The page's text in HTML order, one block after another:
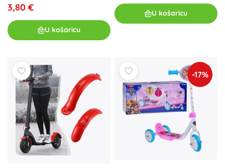
3,80 €
U košaricu
U košaricu
-17%